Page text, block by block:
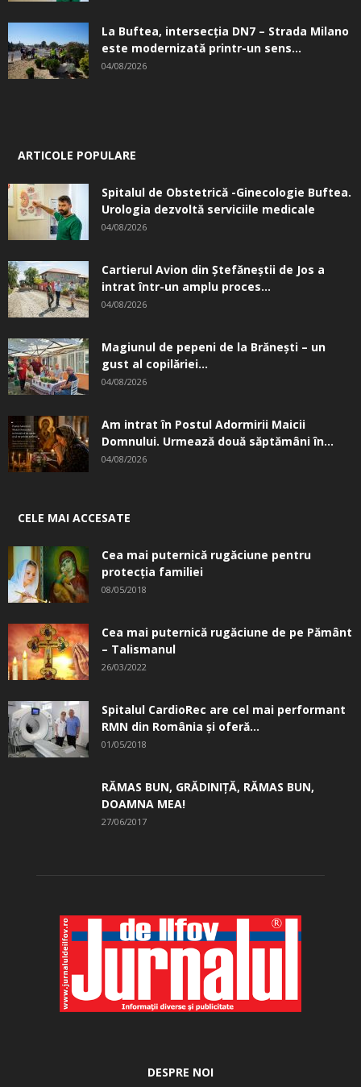
La Buftea, intersecţia DN7 – Strada Milano
este modernizată printr-un sens...
04/08/2026
ARTICOLE POPULARE
Spitalul de Obstetrică -Ginecologie Buftea.
Urologia dezvoltă serviciile medicale
04/08/2026
Cartierul Avion din Ştefăneştii de Jos a
intrat într-un amplu proces...
04/08/2026
Magiunul de pepeni de la Brăneşti – un
gust al copilăriei...
04/08/2026
Am intrat în Postul Adormirii Maicii
Domnului. Urmează două săptămâni în...
04/08/2026
CELE MAI ACCESATE
Cea mai puternică rugăciune pentru
protecția familiei
08/05/2018
Cea mai puternică rugăciune de pe Pământ
– Talismanul
26/03/2022
Spitalul CardioRec are cel mai performant
RMN din România și oferă...
01/05/2018
RĂMAS BUN, GRĂDINIŢĂ, ­RĂMAS BUN,
DOAMNA MEA!
27/06/2017
DESPRE NOI